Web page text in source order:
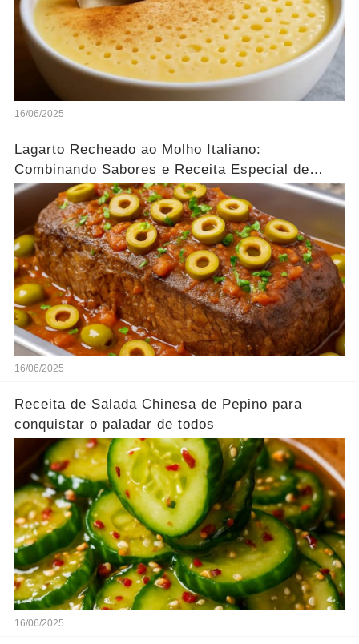
16/06/2025
Lagarto Recheado ao Molho Italiano:
Combinando Sabores e Receita Especial de
família
16/06/2025
Receita de Salada Chinesa de Pepino para
conquistar o paladar de todos
16/06/2025